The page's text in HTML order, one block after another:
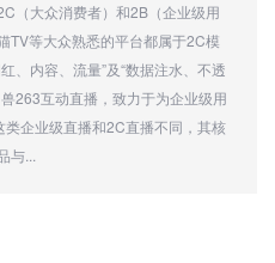
（大众消费者）和2B（企业级用
TV等大众熟悉的平台都属于2C模
、内容、流量”及“数据注水、不透
263互动直播，致力于为企业级用
企业级直播和2C直播不同，其核
与...